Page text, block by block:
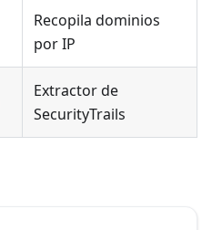
Recopila dominios
por IP
Extractor de
SecurityTrails